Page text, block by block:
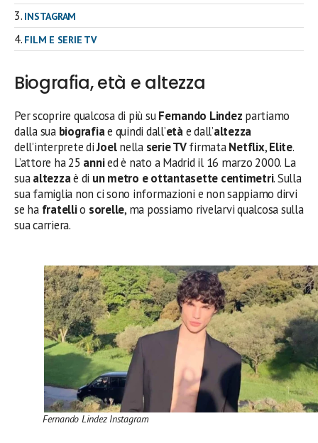
INSTAGRAM
FILM E SERIE TV
Biografia, età e altezza
Per scoprire qualcosa di più suFernando Lindez partiamo
dalla suabiografiae quindi dall’etàe dall’altezza
dell’interprete diJoelnella serie TVfirmataNetflix,Elite.
L’attore ha 25 annied è nato a Madrid il 16 marzo 2000. La
suaaltezzaè di un metro e ottantasette centimetri. Sulla
sua famiglia non ci sono informazioni e non sappiamo dirvi
se hafratellio sorelle, ma possiamo rivelarvi qualcosa sulla
sua carriera.
Fernando Lindez Instagram